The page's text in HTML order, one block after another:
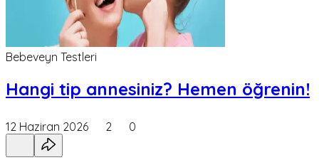
Bebeveyn Testleri
Hangi tip annesiniz? Hemen öğrenin!
12 Haziran 2026 2 0